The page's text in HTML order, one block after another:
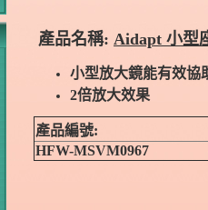
產品名稱: Aidapt 小型
小型放大鏡能有效協
2倍放大效果
產品編號:
HFW-MSVM0967